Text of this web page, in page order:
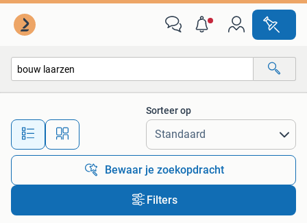
Alle afstanden…
Sorteer op
Bewaar je zoekopdracht
Filters